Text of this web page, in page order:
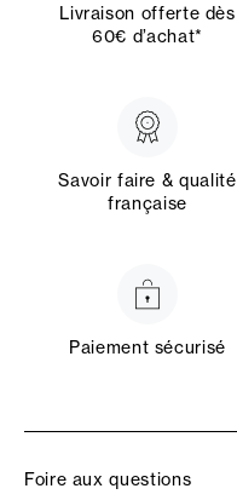
Livraison offerte dès
60€ d’achat*
Savoir faire & qualité
française
Paiement sécurisé
Foire aux questions